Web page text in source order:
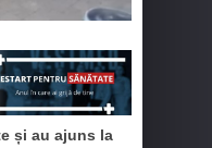
și au ajuns la